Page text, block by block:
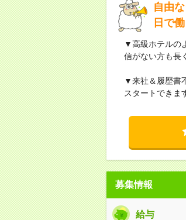
自由
日で働
▼高級ホテルの
信がない方も長
▼来社＆履歴書
スタートできま
募集情報
給与